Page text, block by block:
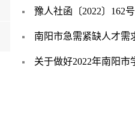
豫人社函〔2022〕162
南阳市急需紧缺人才需
关于做好2022年南阳